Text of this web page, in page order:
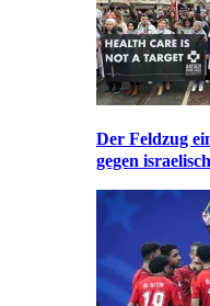
Der Feldzug
gegen